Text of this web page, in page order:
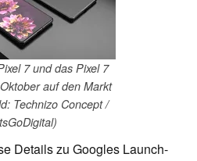
7 und das Pixel 7
auf den Markt
Technizo Concept /
Details zu Googles Launch-